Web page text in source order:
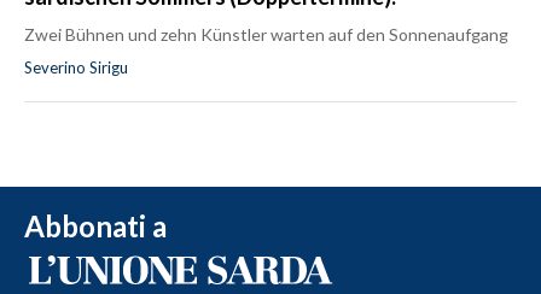
Zwei Bühnen und zehn Künstler warten auf den Sonnenaufgang
Severino Sirigu
Abbonati a